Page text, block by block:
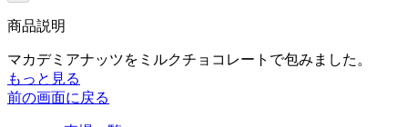
商品説明
マカデミアナッツをミルクチョコレートで包みました。
もっと見る
前の画面に戻る